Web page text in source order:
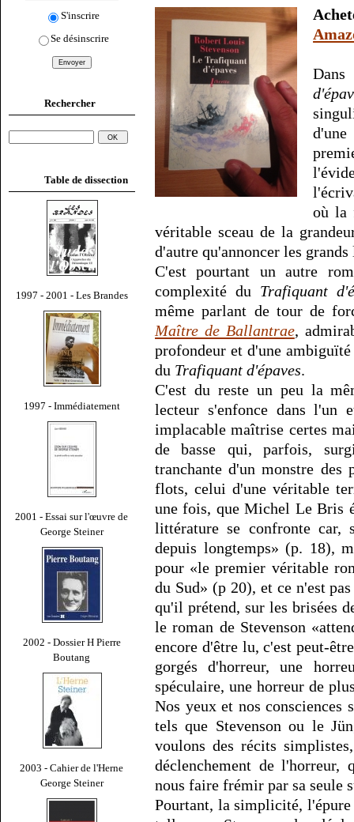
S'inscrire
Se désinscrire
Rechercher
Table de dissection
1997 - 2001 - Les Brandes
1997 - Immédiatement
2001 - Essai sur l'œuvre de
George Steiner
2002 - Dossier H Pierre
Boutang
2003 - Cahier de l'Herne
George Steiner
où la
véritable sceau de la
d'autre qu'annoncer les
C'est pourtant un autre
complexité du Trafiquant
même parlant de tour de
Maître de Ballantrae,
profondeur et d'une
du Trafiquant d'épaves.
C'est du reste un peu la
lecteur s'enfonce dans l'un
implacable maîtrise certes
de basse qui, parfois,
tranchante d'un monstre des
flots, celui d'une véritable
une fois, que Michel Le Bris
littérature se confronte
depuis longtemps» (p. 18),
pour «le premier véritable
du Sud» (p 20), et ce n'est
qu'il prétend, sur les brisées
le roman de Stevenson
encore d'être lu, c'est peut-
gorgés d'horreur, une
spéculaire, une horreur de
Nos yeux et nos
tels que Stevenson ou le
voulons des récits
déclenchement de l'horreur,
nous faire frémir par sa seule
Pourtant, la simplicité,